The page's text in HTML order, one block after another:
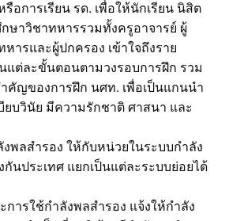
อการเรียน รด. เพื่อให้นักเรียน นิสิต
ษาวิชาทหารรวมทั้งครูอาจารย์ ผู้
ารและผู้ปกครอง เข้าใจถึงราย
แต่ละขั้นตอนตามวงรอบการฝึก รวม
คัญของการฝึก นศท. เพื่อเป็นแกนนำ
ยบวินัย มีความรักชาติ ศาสนา และ
งพลสำรอง ให้กับหน่วยในระบบกำลัง
นประเทศ แยกเป็นแต่ละระบบย่อยได้
การใช้กำลังพลสำรอง แจ้งให้กำลัง